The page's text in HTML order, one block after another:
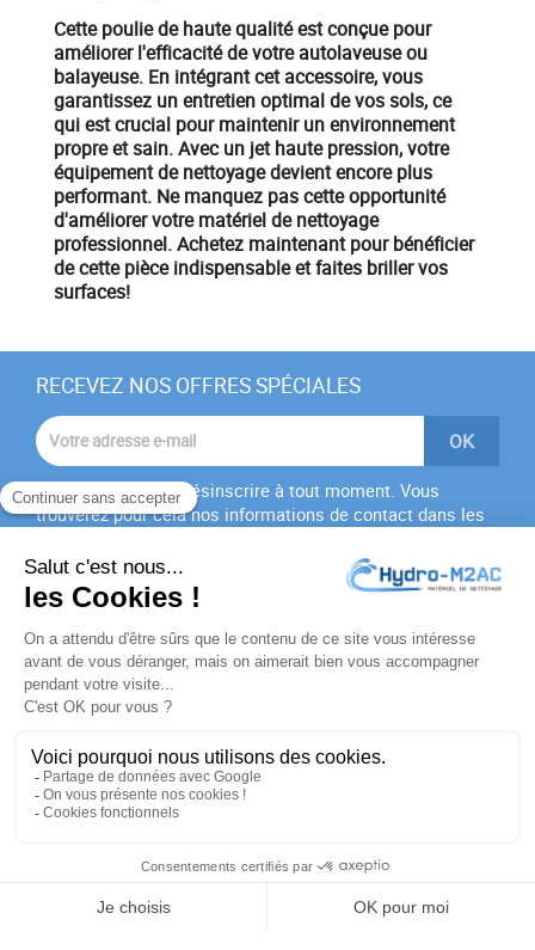
Cette poulie de haute qualité est conçue pour
améliorer l'efficacité de votreautolaveuseou
balayeuse. En intégrant cet accessoire, vous
garantissez un entretien optimal de vos sols, ce
qui est crucial pour maintenir un environnement
propre et sain. Avec un jet haute pression, votre
équipementde nettoyage devient encore plus
performant. Ne manquez pas cette opportunité
d'améliorer votrematérielde nettoyage
professionnel.Achetez maintenantpour bénéficier
de cette pièce indispensable et faites briller vos
surfaces!
RECEVEZ NOS OFFRES SPÉCIALES
Vous pouvez vous désinscrire à tout moment. Vous
trouverez pour cela nos informations de contact dans les
J'accepte lesconditions générales
politique de
confidentialité
PRODUITS
NOTRE SOCIÉTÉ
VOTRE COMPTE